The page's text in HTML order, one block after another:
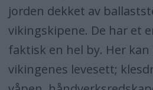
jorden dekket av
vikingskipene. De har et
faktisk en hel by. Her
vikingenes levesett;